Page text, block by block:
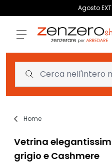
Agosto
Home
Vetrina
grigio e Cashmere